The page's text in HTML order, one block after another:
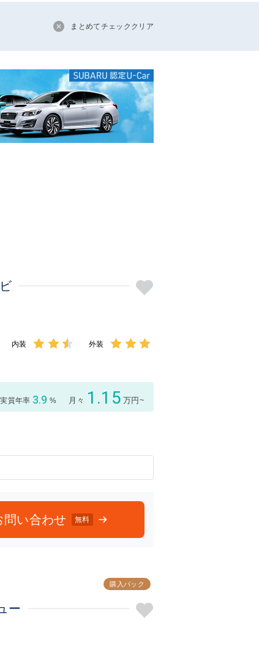
まとめてチェッククリア
内装 外装
実質年率 3.9 % 月々 1.15 万円~
問い合わせ 無料
購入パック
ー